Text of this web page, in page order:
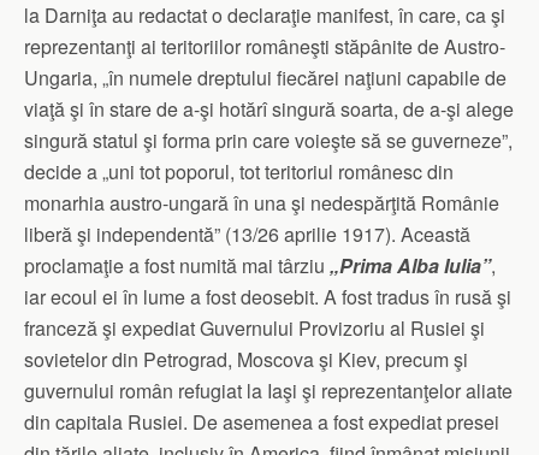
la Darniţa au redactat o declaraţie manifest, în care, ca şi
reprezentanţi ai teritoriilor româneşti stăpânite de Austro-
Ungaria, „în numele dreptului fiecărei naţiuni capabile de
viaţă şi în stare de a-şi hotărî singură soarta, de a-şi alege
singură statul şi forma prin care voieşte să se guverneze”,
decide a „uni tot poporul, tot teritoriul românesc din
monarhia austro-ungară în una şi nedespărţită Românie
liberă şi independentă” (13/26 aprilie 1917). Această
proclamaţie a fost numită mai târziu „Prima Alba Iulia”,
iar ecoul ei în lume a fost deosebit. A fost tradus în rusă şi
franceză şi expediat Guvernului Provizoriu al Rusiei şi
sovietelor din Petrograd, Moscova şi Kiev, precum şi
guvernului român refugiat la Iaşi şi reprezentanţelor aliate
din capitala Rusiei. De asemenea a fost expediat presei